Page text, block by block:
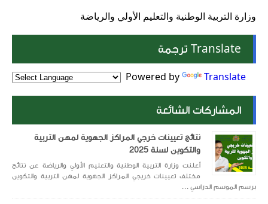
وزارة التربية الوطنية والتعليم الأولي والرياضة
Translate ترجمة
Powered by Translate
المشاركات الشائعة
نتائج تعيينات خرجي المراكز الجهوية لمهن التربية
والتكوين لسنة 2025
أعلنت وزارة التربية الوطنية والتعليم الأولي والرياضة عن نتائج
مختلف تعيينات خريجي المراكز الجهوية لمهن التربية والتكوين
برسم الموسم الدراسي ...